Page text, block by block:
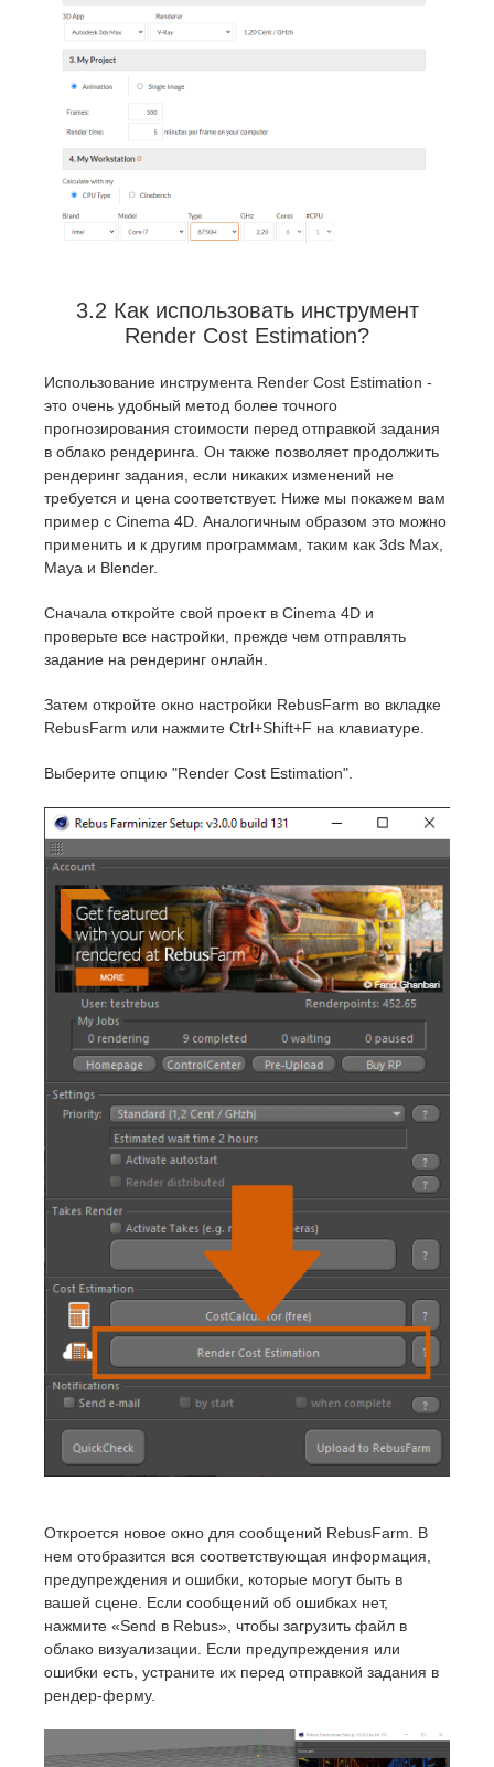
3.2 Как использовать инструмент
Render Cost Estimation?
Использование инструмента Render Cost Estimation -
это очень удобный метод более точного
прогнозирования стоимости перед отправкой задания
в облако рендеринга. Он также позволяет продолжить
рендеринг задания, если никаких изменений не
требуется и цена соответствует. Ниже мы покажем вам
пример с Cinema 4D. Аналогичным образом это можно
применить и к другим программам, таким как 3ds Max,
Maya и Blender.
Сначала откройте свой проект в Cinema 4D и
проверьте все настройки, прежде чем отправлять
задание на рендеринг онлайн.
Затем откройте окно настройки RebusFarm во вкладке
RebusFarm или нажмите Ctrl+Shift+F на клавиатуре.
Выберите опцию "Render Cost Estimation".
Откроется новое окно для сообщений RebusFarm. В
нем отобразится вся соответствующая информация,
предупреждения и ошибки, которые могут быть в
вашей сцене. Если сообщений об ошибках нет,
нажмите «Send в Rebus», чтобы загрузить файл в
облако визуализации. Если предупреждения или
ошибки есть, устраните их перед отправкой задания в
рендер-ферму.